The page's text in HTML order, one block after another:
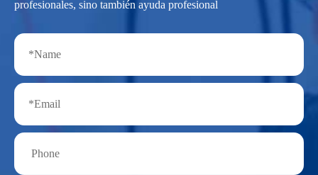
profesionales, sino también ayuda profesional